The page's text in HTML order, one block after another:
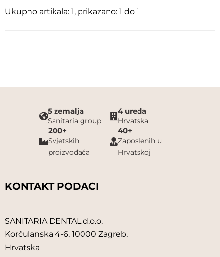
SPOFADENTAL
TOSAMA
UBERT
UNICLEAN
VITA
VOCO
Ukupno artikala: 1, prikazano: 1 do 1
5 zemalja
Sanitaria group
4 ureda
Hrvatska
200+
Svjetskih
proizvođača
40+
Zaposlenih u
Hrvatskoj
KONTAKT PODACI
SANITARIA DENTAL d.o.o.
Korčulanska 4-6, 10000 Zagreb,
Hrvatska